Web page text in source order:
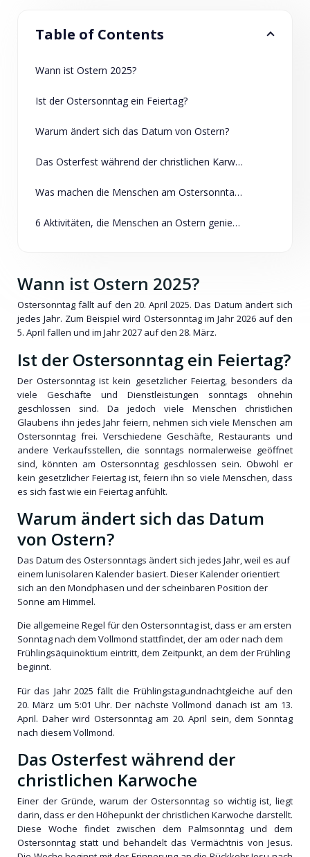
Table of Contents
Wann ist Ostern 2025?
Ist der Ostersonntag ein Feiertag?
Warum ändert sich das Datum von Ostern?
Das Osterfest während der christlichen Karwoche
Was machen die Menschen am Ostersonntag?
6 Aktivitäten, die Menschen an Ostern genießen können
Wann ist Ostern 2025?
Ostersonntag fällt auf den 20. April 2025. Das Datum ändert sich
jedes Jahr. Zum Beispiel wird Ostersonntag im Jahr 2026 auf den
5. April fallen und im Jahr 2027 auf den 28. März.
Ist der Ostersonntag ein Feiertag?
Der Ostersonntag ist kein gesetzlicher Feiertag, besonders da
viele Geschäfte und Dienstleistungen sonntags ohnehin
geschlossen sind. Da jedoch viele Menschen christlichen
Glaubens ihn jedes Jahr feiern, nehmen sich viele Menschen am
Ostersonntag frei. Verschiedene Geschäfte, Restaurants und
andere Verkaufsstellen, die sonntags normalerweise geöffnet
sind, könnten am Ostersonntag geschlossen sein. Obwohl er
kein gesetzlicher Feiertag ist, feiern ihn so viele Menschen, dass
es sich fast wie ein Feiertag anfühlt.
Warum ändert sich das Datum
von Ostern?
Das Datum des Ostersonntags ändert sich jedes Jahr, weil es auf
einem lunisolaren Kalender basiert. Dieser Kalender orientiert
sich an den Mondphasen und der scheinbaren Position der
Sonne am Himmel.
Die allgemeine Regel für den Ostersonntag ist, dass er am ersten
Sonntag nach dem Vollmond stattfindet, der am oder nach dem
Frühlingsäquinoktium eintritt, dem Zeitpunkt, an dem der Frühling
beginnt.
Für das Jahr 2025 fällt die Frühlingstagundnachtgleiche auf den
20. März um 5:01 Uhr. Der nächste Vollmond danach ist am 13.
April. Daher wird Ostersonntag am 20. April sein, dem Sonntag
nach diesem Vollmond.
Das Osterfest während der
christlichen Karwoche
Einer der Gründe, warum der Ostersonntag so wichtig ist, liegt
darin, dass er den Höhepunkt der christlichen Karwoche darstellt.
Diese Woche findet zwischen dem Palmsonntag und dem
Ostersonntag statt und behandelt das Vermächtnis von Jesus.